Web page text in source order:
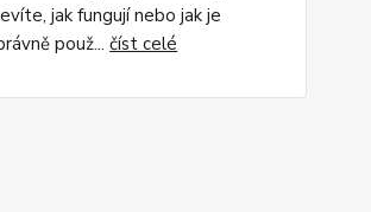
jak fungují nebo jak je
použ...číst celé